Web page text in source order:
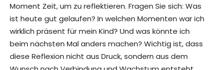
Moment Zeit, um zu reflektieren. Fragen Sie sich: Was
ist heute gut gelaufen? In welchen Momenten war ich
wirklich präsent für mein Kind? Und was könnte ich
beim nächsten Mal anders machen? Wichtig ist, dass
diese Reflexion nicht aus Druck, sondern aus dem